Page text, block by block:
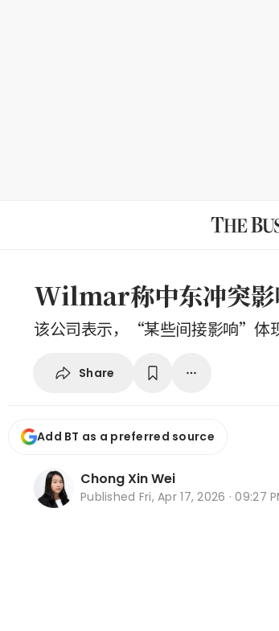
Wilmar称中东冲突影
该公司表示，“某些间接影响”体
Share
Add BT as a preferred source
Chong Xin Wei
Published Fri, Apr 17, 2026 · 09:27